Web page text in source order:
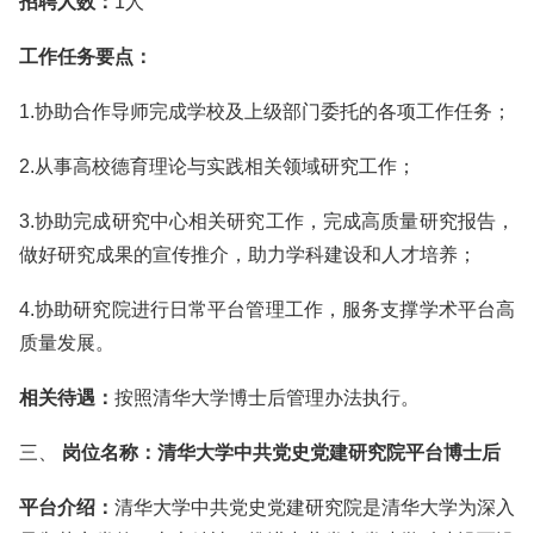
工作任务要点：
1.协助合作导师完成学校及上级部门委托的各项工作任务；
2.从事高校德育理论与实践相关领域研究工作；
3.协助完成研究中心相关研究工作，完成高质量研究报告，
做好研究成果的宣传推介，助力学科建设和人才培养；
4.协助研究院进行日常平台管理工作，服务支撑学术平台高
质量发展。
相关待遇： 按照清华大学博士后管理办法执行。
三、 岗位名称： 清华大学中共党史党建研究院平台博士后
平台介绍： 清华大学中共党史党建研究院是清华大学为深入